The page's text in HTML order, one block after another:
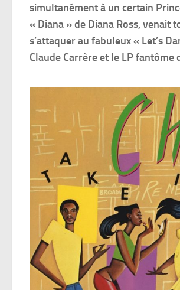
simultanément à un certain
« Diana » de Diana Ross, venait
s’attaquer au fabuleux « Let’s
Claude Carrère et le LP fantôme